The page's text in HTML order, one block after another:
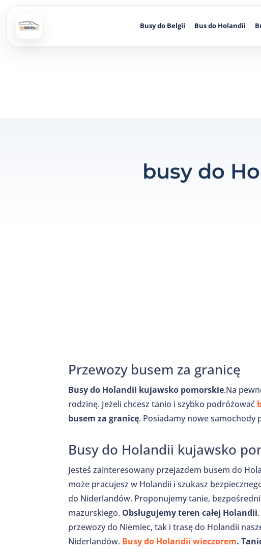
Busy do Belgii Bus do Holandii
busy do
Przewozy busem za granicę
Busy do Holandii kujawsko pomorskie.Na
rodzinę. Jeżeli chcesz tanio i szybko podróżować
busem za granicę. Posiadamy nowe samochody
Busy do Holandii kujawsko
Jesteś zainteresowany przejazdem busem do
może pracujesz w Holandii i szukasz
do Niderlandów. Proponujemy tanie,
mazurskiego. Obsługujemy teren całej Holandii.
przewozy do Niemiec, tak i trasę do Holandii
Niderlandów. Busy do Holandii wieczorem.